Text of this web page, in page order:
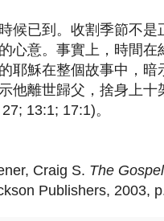
時候已到 。 收割季節不是
心意。 事實上，時間在
耶穌在整個故事中，暗
他離世歸父，捨身上十
13:1; 17:1)。
Craig S. The
Publishers, 2003,